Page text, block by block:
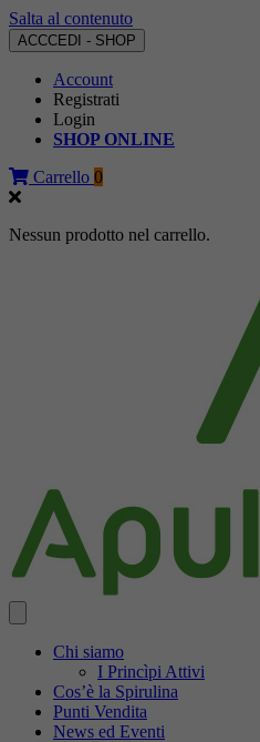
Salta al contenuto
ACCCEDI - SHOP
Account
Registrati
Login
SHOP ONLINE
Carrello 0
Nessun prodotto nel carrello.
Chi siamo
I Princìpi Attivi
Cos’è la Spirulina
Punti Vendita
News ed Eventi